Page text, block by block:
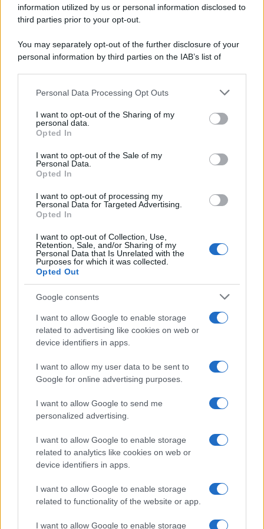
information utilized by us or personal information disclosed to
third parties prior to your opt-out.
You may separately opt-out of the further disclosure of your
personal information by third parties on the IAB’s list of
This information may also be disclosed by us to third parties
disclose it to other third parties.
Please note that this website/app uses one or more Google
services and may gather and store information including but
not limited to your visit or usage behaviour. You may click to
grant or deny consent to Google and its third-party tags to
consent section.
Personal Data Processing Opt Outs
I want to opt-out of the Sharing of my
personal data.
Opted In
I want to opt-out of the Sale of my
Personal Data.
Opted In
I want to opt-out of processing my
Personal Data for Targeted Advertising.
Opted In
I want to opt-out of Collection, Use,
Retention, Sale, and/or Sharing of my
Personal Data that Is Unrelated with the
Purposes for which it was collected.
Opted Out
Google consents
I want to allow Google to enable storage
related to advertising like cookies on web or
device identifiers in apps.
I want to allow my user data to be sent to
Google for online advertising purposes.
I want to allow Google to send me
personalized advertising.
I want to allow Google to enable storage
related to analytics like cookies on web or
device identifiers in apps.
I want to allow Google to enable storage
related to functionality of the website or app.
I want to allow Google to enable storage